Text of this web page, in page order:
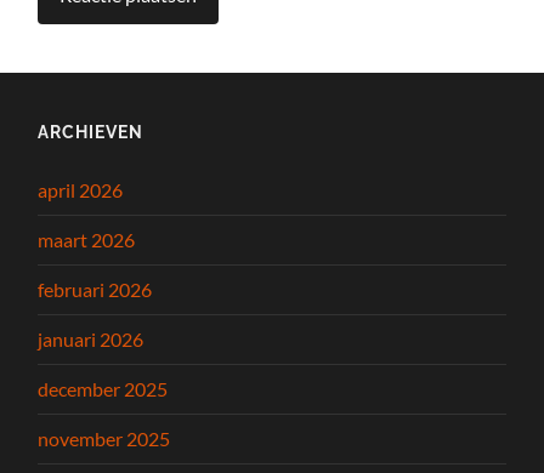
ARCHIEVEN
april 2026
maart 2026
februari 2026
januari 2026
december 2025
november 2025